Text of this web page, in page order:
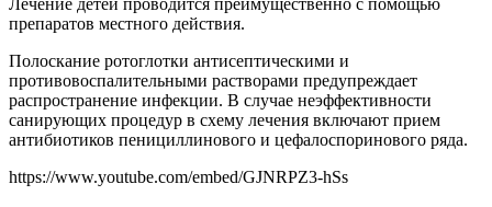
препаратов местного действия.
Полоскание ротоглотки антисептическими и
противовоспалительными растворами предупреждает
распространение инфекции. В случае неэффективности
санирующих процедур в схему лечения включают прием
антибиотиков пенициллинового и цефалоспоринового ряда.
https://www.youtube.com/embed/GJNRPZ3-hSs